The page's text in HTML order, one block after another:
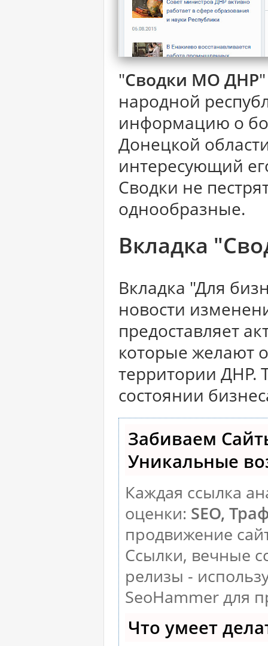
"Сводки МО ДНР
народной
информацию о
Донецкой
интересующий
Сводки не
однообразные.
Вкладка
Вкладка "Для
новости
предоставляет
которые желают
территории ДНР.
состоянии
Забиваем
Уникальные
Каждая ссылка
оценки: SEO,
продвижение
Ссылки, вечные
релизы -
SeoHammer для
Что умеет